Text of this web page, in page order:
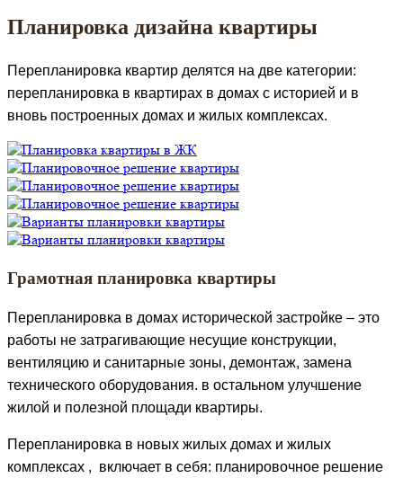
Планировка дизайна квартиры
Перепланировка квартир делятся на две категории:
перепланировка в квартирах в домах с историей и в
вновь построенных домах и жилых комплексах.
Грамотная планировка квартиры
Перепланировка в домах исторической застройке – это
работы не затрагивающие несущие конструкции,
вентиляцию и санитарные зоны, демонтаж, замена
технического оборудования. в остальном улучшение
жилой и полезной площади квартиры.
Перепланировка в новых жилых домах и жилых
комплексах , включает в себя: планировочное решение